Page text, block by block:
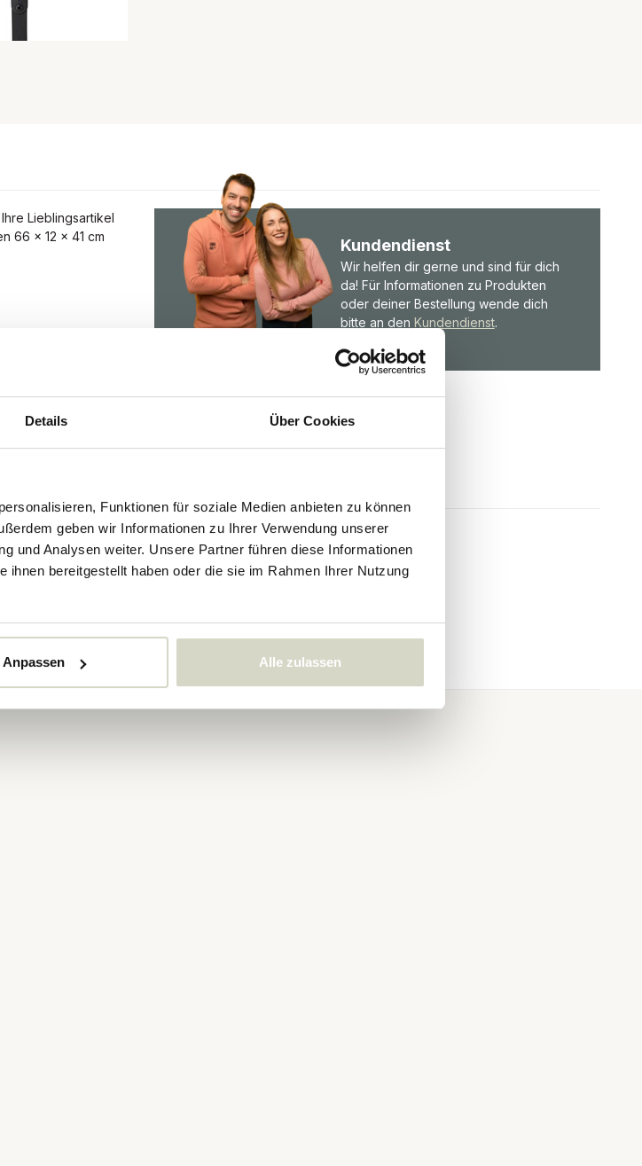
Details Über Cookies
Funktionen für soziale Medien anbieten zu können
geben wir Informationen zu Ihrer Verwendung unserer
und Analysen weiter. Unsere Partner führen diese Informationen
bereitgestellt haben oder die sie im Rahmen Ihrer Nutzung
Anpassen Alle zulassen
Lieblingsartikel
66 x 12 x 41 cm
Kundendienst
Wir helfen dir gerne und sind für dich
da! Für Informationen zu Produkten
oder deiner Bestellung wende dich
bitte an den Kundendienst.